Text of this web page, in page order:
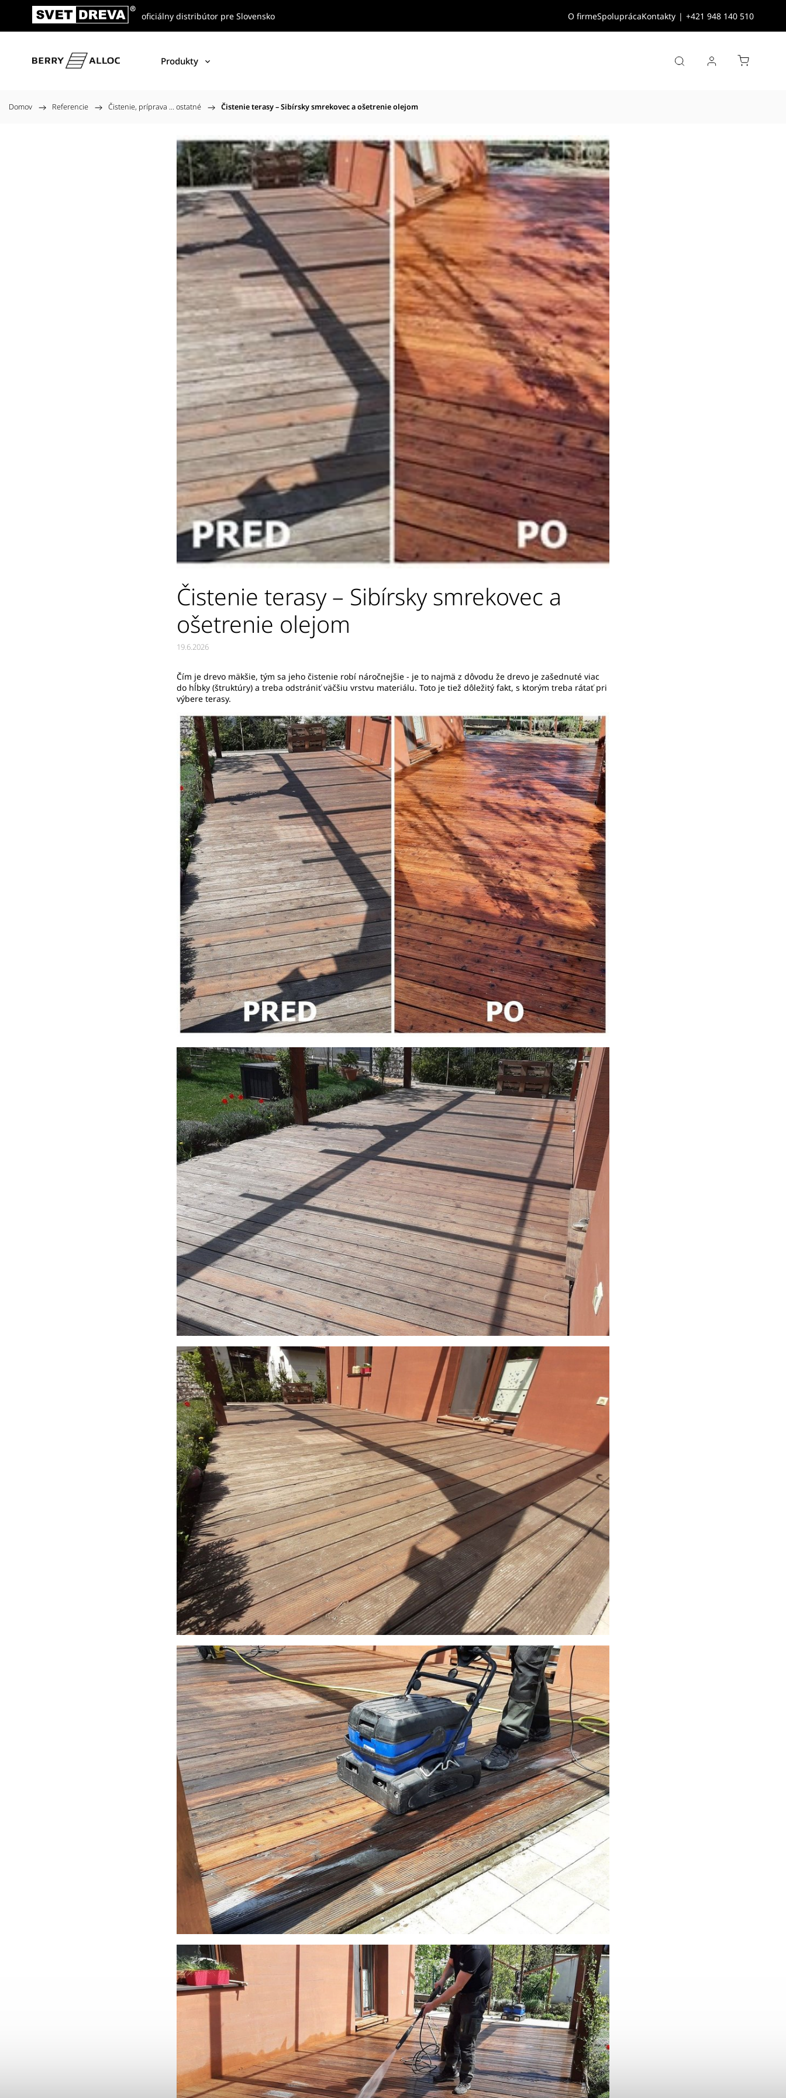
oficiálny distribútor pre Slovensko O firmeSpoluprácaKontakty | +421 948 140 510
Produkty
Domov / Referencie / Čistenie, príprava ... ostatné / Čistenie terasy – Sibírsky smrekovec a ošetrenie olejom
Čistenie terasy – Sibírsky smrekovec a
ošetrenie olejom
19.6.2026
Čím je drevo mäkšie, tým sa jeho čistenie robí náročnejšie - je to najmä z dôvodu že drevo je zašednuté viac
do hĺbky (štruktúry) a treba odstrániť väčšiu vrstvu materiálu. Toto je tiež dôležitý fakt, s ktorým treba rátať pri
výbere terasy.